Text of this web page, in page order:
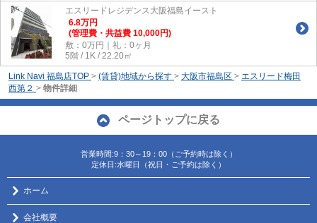
エスリードレジデンス大阪福島イースト
6.8万円
(管理費・共益費 10,000円)
敷：0万円｜礼：0ヶ月
5階 / 1K / 22.20㎡
Link Navi 福島店TOP > (賃貸)地域から探す > 大阪市福島区 > エスリード梅田
西第２ > 物件詳細
ページトップに戻る
営業時間:9：30～19：00（ご予約時は除く）
定休日:水曜日（祝日・ご予約は除く）
ホーム
会社概要